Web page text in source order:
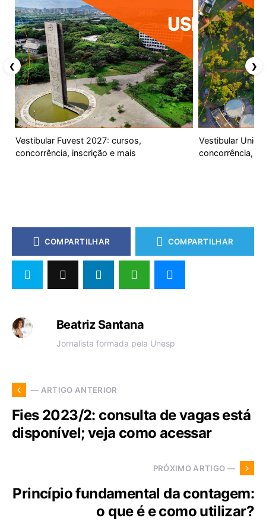
Vestibular Fuvest 2027: cursos,
concorrência, inscrição e mais
Vestibular
concorrência,
❮ ❯
COMPARTILHAR COMPARTILHAR
Beatriz Santana
Jornalista formada pela Unesp
— ARTIGO ANTERIOR
Fies 2023/2: consulta de vagas está
disponível; veja como acessar
PRÓXIMO ARTIGO —
Princípio fundamental da contagem:
o que é e como utilizar?